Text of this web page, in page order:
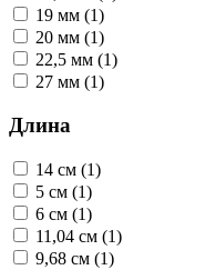
19 мм (1)
20 мм (1)
22,5 мм (1)
27 мм (1)
Длина
14 см (1)
5 см (1)
6 см (1)
11,04 см (1)
9,68 см (1)